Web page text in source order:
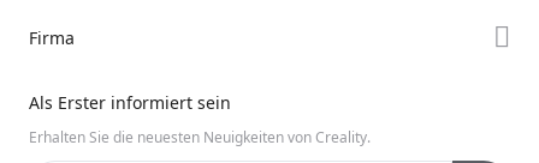
Hi-Serie
Discord
Hilfe
Videos
Firma
Kontakt uns
Als Erster informiert sein
Erhalten Sie die neuesten Neuigkeiten von Creality.